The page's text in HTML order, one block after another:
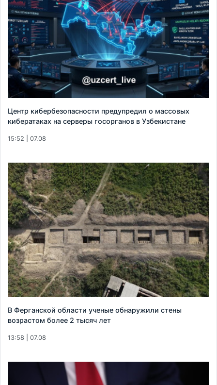
Центр кибербезопасности предупредил о массовых
кибератаках на серверы госорганов в Узбекистане
15:52 | 07.08
В Ферганской области ученые обнаружили стены
возрастом более 2 тысяч лет
13:58 | 07.08